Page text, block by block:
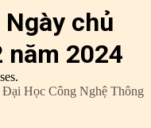
chủ
năm 2024
Đại Học Công Nghệ Thông